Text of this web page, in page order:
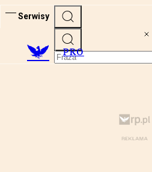
Serwisy
PRO